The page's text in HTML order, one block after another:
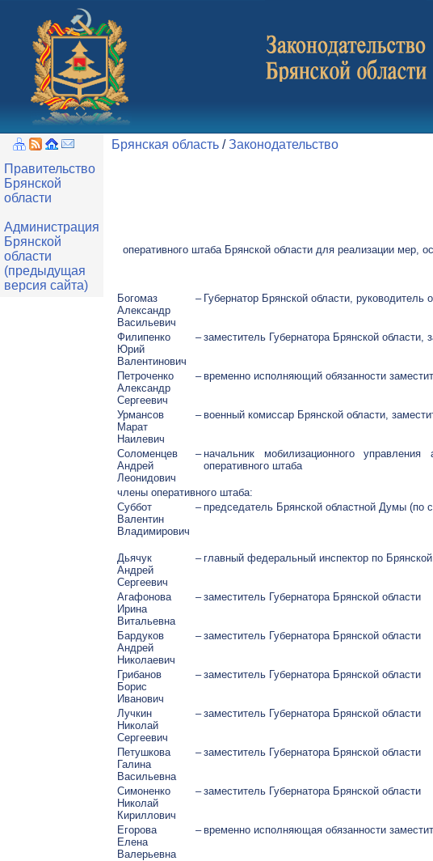
Правительство
Брянской
области
Администрация
Брянской
области
(предыдущая
версия сайта)
Брянская область /Законодательство
оперативного штаба Брянской области для реализации мер,
Богомаз
Александр
Васильевич
– Губернатор Брянской области, руководитель
Филипенко
Юрий
Валентинович
– заместитель Губернатора Брянской области,
Петроченко
Александр
Сергеевич
– временно исполняющий обязанности
Урмансов
Марат
Наилевич
– военный комиссар Брянской области,
Соломенцев
Андрей
Леонидович
– начальник мобилизационного
оперативного штаба
члены оперативного штаба:
Суббот
Валентин
Владимирович
– председатель Брянской областной Думы (по
Дьячук
Андрей
Сергеевич
– главный федеральный инспектор по
Агафонова
Ирина
Витальевна
– заместитель Губернатора Брянской области
Бардуков
Андрей
Николаевич
– заместитель Губернатора Брянской области
Грибанов
Борис
Иванович
– заместитель Губернатора Брянской области
Лучкин
Николай
Сергеевич
– заместитель Губернатора Брянской области
Петушкова
Галина
Васильевна
– заместитель Губернатора Брянской области
Симоненко
Николай
Кириллович
– заместитель Губернатора Брянской области
Егорова
Елена
Валерьевна
– временно исполняющая обязанности